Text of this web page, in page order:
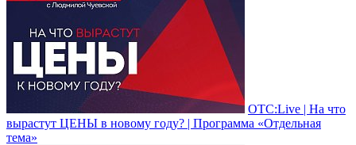
ОТС:Live | На что
вырастут ЦЕНЫ в новому году? | Программа «Отдельная
тема»